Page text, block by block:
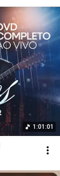
1:01:01